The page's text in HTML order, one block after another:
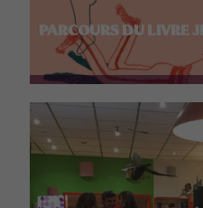
PARCOURS DU LIVRE